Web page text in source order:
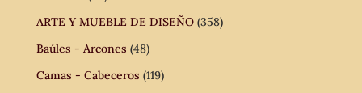
ARTE Y MUEBLE DE DISEÑO (358)
Baúles - Arcones (48)
Camas - Cabeceros (119)